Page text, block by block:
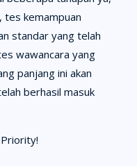
tes kemampuan
standar yang telah
wawancara yang
panjang ini akan
berhasil masuk